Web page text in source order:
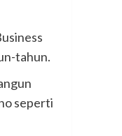
tahun.
seperti